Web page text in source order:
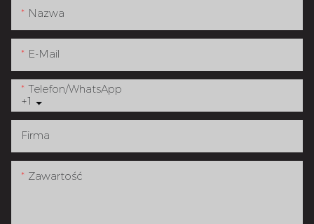
Nazwa
E-Mail
+1
Telefon/WhatsApp
Firma
Zawartość